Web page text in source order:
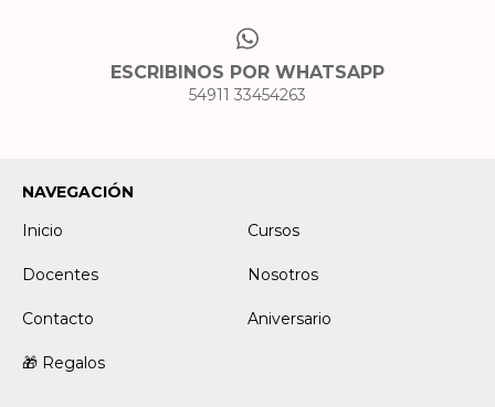
ESCRIBINOS POR WHATSAPP
54911 33454263
NAVEGACIÓN
Inicio
Cursos
Docentes Nosotros
Contacto Aniversario
🎁 Regalos